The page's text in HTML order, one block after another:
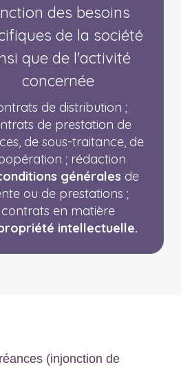
des besoins
de la société
que de l'activité
concernée
de distribution ;
de prestation de
de sous-traitance, de
; rédaction
générales de
ou de prestations ;
contrats en matière
intellectuelle.
(injonction de